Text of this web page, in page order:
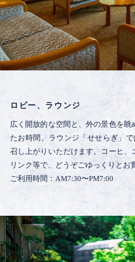
ロビー、ラウンジ
広く開放的な空間と、外の景色を眺
たお時間。ラウンジ「せせらぎ」
召し上がりいただけます。コーヒ、
リンク等で、どうぞごゆっくりとお
ご利用時間：AM7:30〜PM7:00